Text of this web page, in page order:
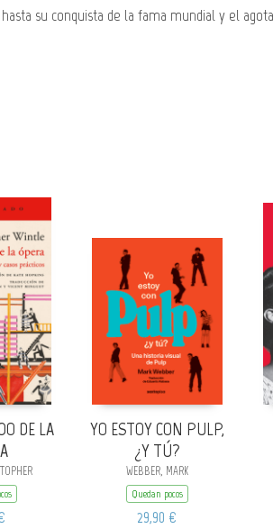
su conquista de la fama mundial y el
DE LA
YO ESTOY CON PULP,
¿Y TÚ?
WEBBER, MARK
Quedan pocos
29,90 €